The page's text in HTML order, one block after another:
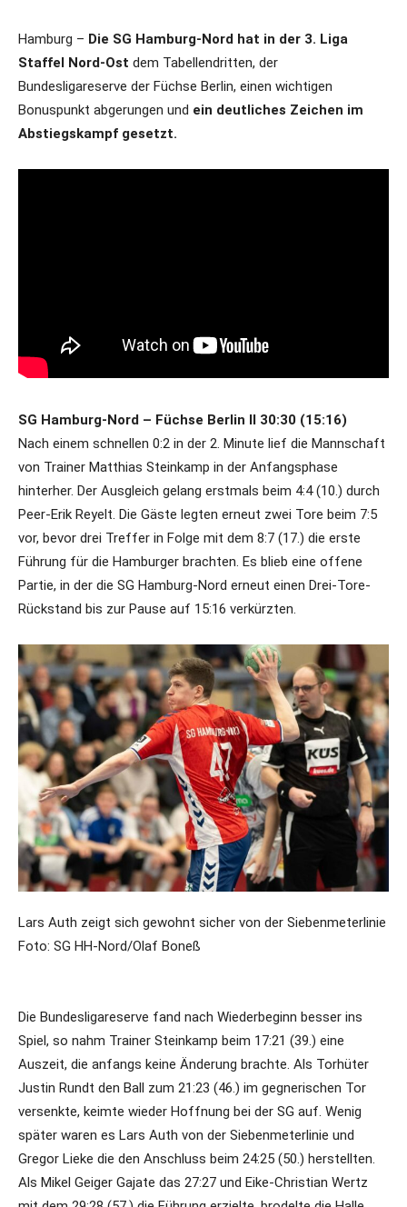
Hamburg – Die SG Hamburg-Nord hat in der 3. Liga
Staffel Nord-Ost dem Tabellendritten, der
Bundesligareserve der Füchse Berlin, einen wichtigen
Bonuspunkt abgerungen und ein deutliches Zeichen im
Abstiegskampf gesetzt.
SG Hamburg-Nord – Füchse Berlin II 30:30 (15:16)
Nach einem schnellen 0:2 in der 2. Minute lief die Mannschaft
von Trainer Matthias Steinkamp in der Anfangsphase
hinterher. Der Ausgleich gelang erstmals beim 4:4 (10.) durch
Peer-Erik Reyelt. Die Gäste legten erneut zwei Tore beim 7:5
vor, bevor drei Treffer in Folge mit dem 8:7 (17.) die erste
Führung für die Hamburger brachten. Es blieb eine offene
Partie, in der die SG Hamburg-Nord erneut einen Drei-Tore-
Rückstand bis zur Pause auf 15:16 verkürzten.
Lars Auth zeigt sich gewohnt sicher von der Siebenmeterlinie
Foto: SG HH-Nord/Olaf Boneß
Die Bundesligareserve fand nach Wiederbeginn besser ins
Spiel, so nahm Trainer Steinkamp beim 17:21 (39.) eine
Auszeit, die anfangs keine Änderung brachte. Als Torhüter
Justin Rundt den Ball zum 21:23 (46.) im gegnerischen Tor
versenkte, keimte wieder Hoffnung bei der SG auf. Wenig
später waren es Lars Auth von der Siebenmeterlinie und
Gregor Lieke die den Anschluss beim 24:25 (50.) herstellten.
Als Mikel Geiger Gajate das 27:27 und Eike-Christian Wertz